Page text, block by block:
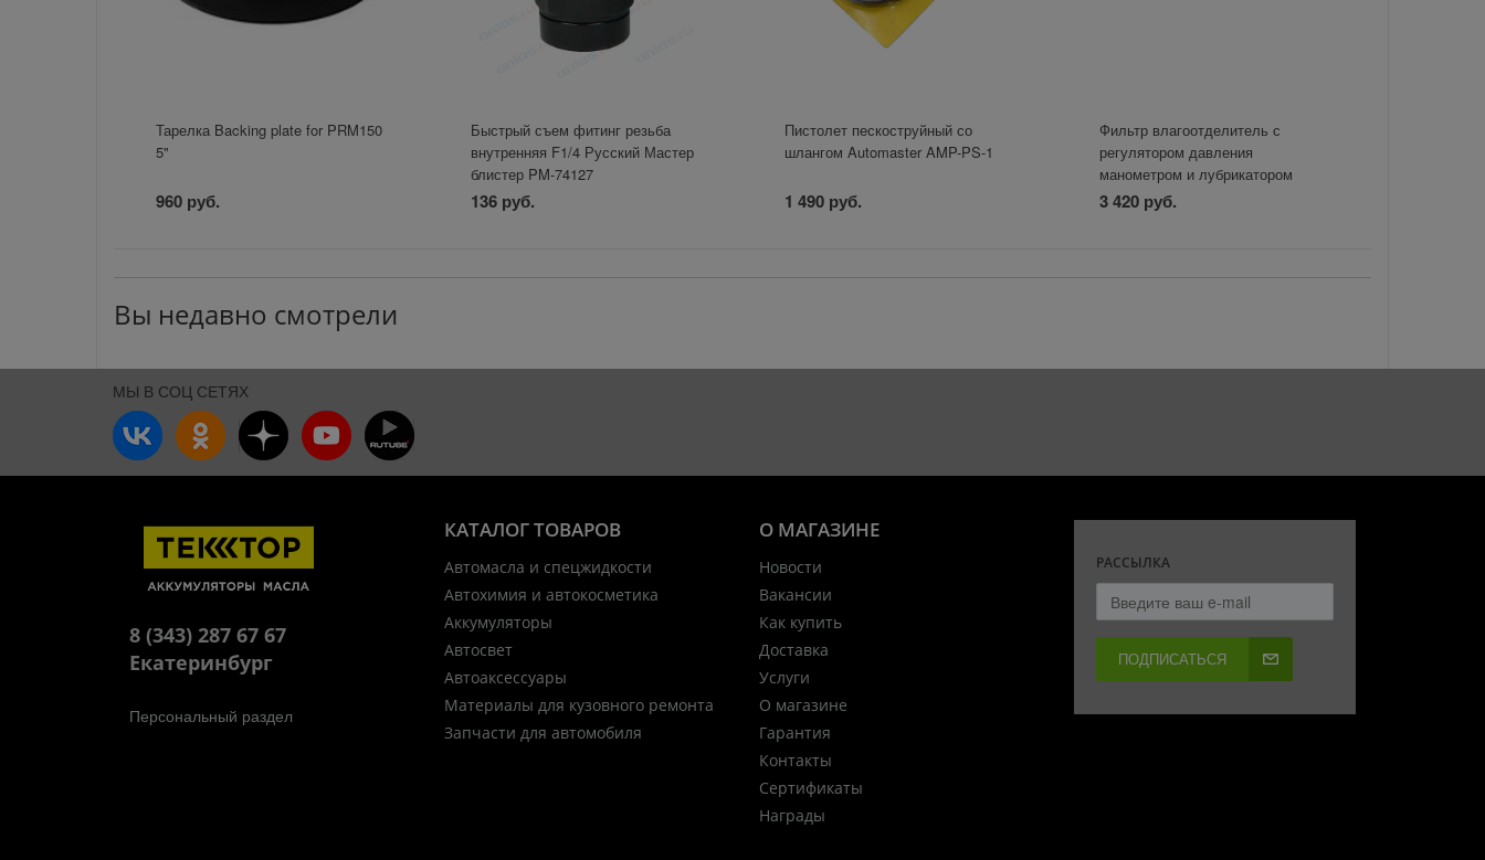
Тарелка Backing plate for PRM150
5"
960 руб.
Быстрый съем фитинг резьба
внутренняя F1/4 Русский Мастер
блистер PM-74127
136 руб.
Пистолет пескоструйный со
шлангом Automaster AMP-PS-1
1 490 руб.
Фильтр влагоотделитель с
регулятором давления
манометром и лубрикатором
AFRL80 1/4 ZIPLAB
3 420 руб.
Вы недавно смотрели
МЫ В СОЦ СЕТЯХ
О МАГАЗИНЕ
Новости
Вакансии
Как купить
Доставка
Услуги
О магазине
Гарантия
Контакты
Сертификаты
Награды
КАТАЛОГ ТОВАРОВ
Автомасла и спецжидкости
Автохимия и автокосметика
Аккумуляторы
Автосвет
Автоаксессуары
Материалы для кузовного ремонта
Запчасти для автомобиля
РАССЫЛКА
ПОДПИСАТЬСЯ
8 (343) 287 67 67
Екатеринбург
Персональный раздел